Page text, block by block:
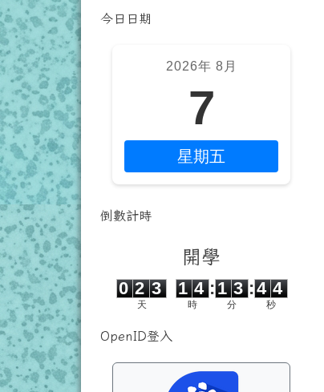
左邊區域內容
今日日期
2026年 8月
7
星期五
倒數計時
開學
0 2 3
天
1
1
4
4
時
:1 3
分
:4
2
3
秒
OpenID登入
頁尾區域